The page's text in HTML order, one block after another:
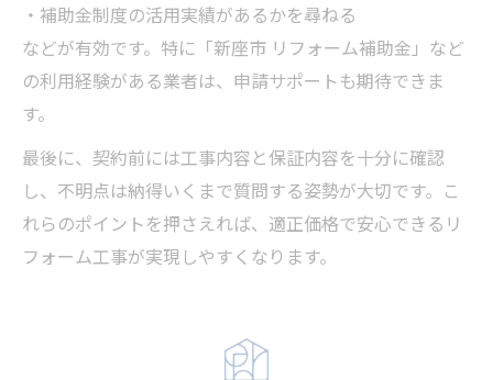
・補助金制度の活用実績があるかを尋ねる
などが有効です。特に「新座市 リフォーム補助金」など
の利用経験がある業者は、申請サポートも期待できま
す。
最後に、契約前には工事内容と保証内容を十分に確認
し、不明点は納得いくまで質問する姿勢が大切です。こ
れらのポイントを押さえれば、適正価格で安心できるリ
フォーム工事が実現しやすくなります。